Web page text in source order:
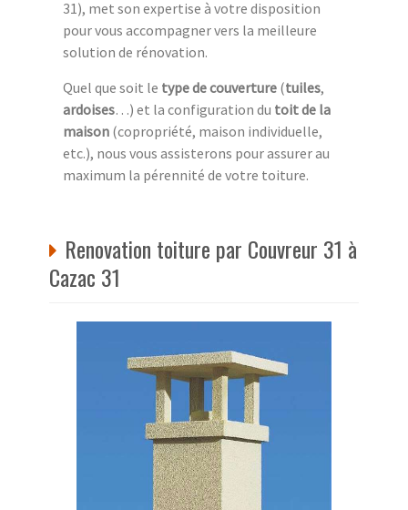
31), met son expertise à votre disposition
pour vous accompagner vers la meilleure
solution de rénovation.
Quel que soit le type de couverture (tuiles,
ardoises…) et la configuration du toit de la
maison (copropriété, maison individuelle,
etc.), nous vous assisterons pour assurer au
maximum la pérennité de votre toiture.
Renovation toiture par Couvreur 31 à
Cazac 31